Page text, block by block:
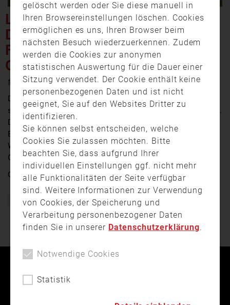
LANDKREIS NEUSTADT AN
DER WALDNAAB:
FEUERWEHRÜBUNG ZU
GEFAHREN EINES ÖL-LECKS
23. Mai 2022 22:52
Damit die Feuerwehrler für die Einsätze gut gerüstet
sind, sind Übungen unter Realbedingungen sehr wichtig.
Den Ernstfall haben am Wochenende auch
Einsatzkräfte aus dem Landkreis Neustadt an der
Waldnaab geübt – konkret ging es dabei um die
Gefahren eines Öl-Lecks.
Quelle: Oberpfalz TV
Bayern Feuerwehr Freiwillige Feuerwehr
gelöscht werden oder Sie diese manuell in
Ihren Browsereinstellungen löschen. Cookies
ermöglichen es uns, Ihren Browser beim
nächsten Besuch wiederzuerkennen. Zudem
werden die Cookies zur anonymen
statistischen Auswertung für die Dauer einer
Sitzung verwendet. Der Cookie enthält keine
personenbezogenen Daten und ist nicht
geeignet, Sie auf den Websites Dritter zu
identifizieren.
Sie können selbst entscheiden, welche
Cookies Sie zulassen möchten. Bitte
beachten Sie, dass aufgrund Ihrer
individuellen Einstellungen ggf. nicht mehr
alle Funktionalitäten der Seite verfügbar
sind. Weitere Informationen zur Verwendung
von Cookies, der Speicherung und
Verarbeitung personenbezogener Daten
finden Sie in unserer Datenschutzerklärung.
Notwendige Cookies
Statistik